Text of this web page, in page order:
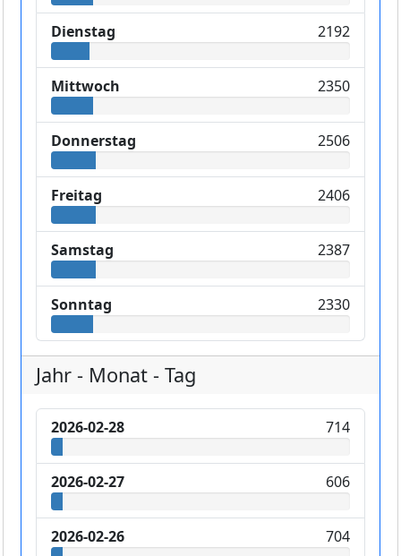
Dienstag 2192
Mittwoch 2350
Donnerstag 2506
Freitag 2406
Samstag 2387
Sonntag 2330
Jahr - Monat - Tag
2026-02-28 714
2026-02-27 606
2026-02-26 704